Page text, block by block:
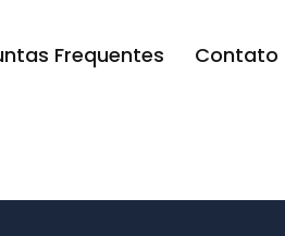
Frequentes Contato